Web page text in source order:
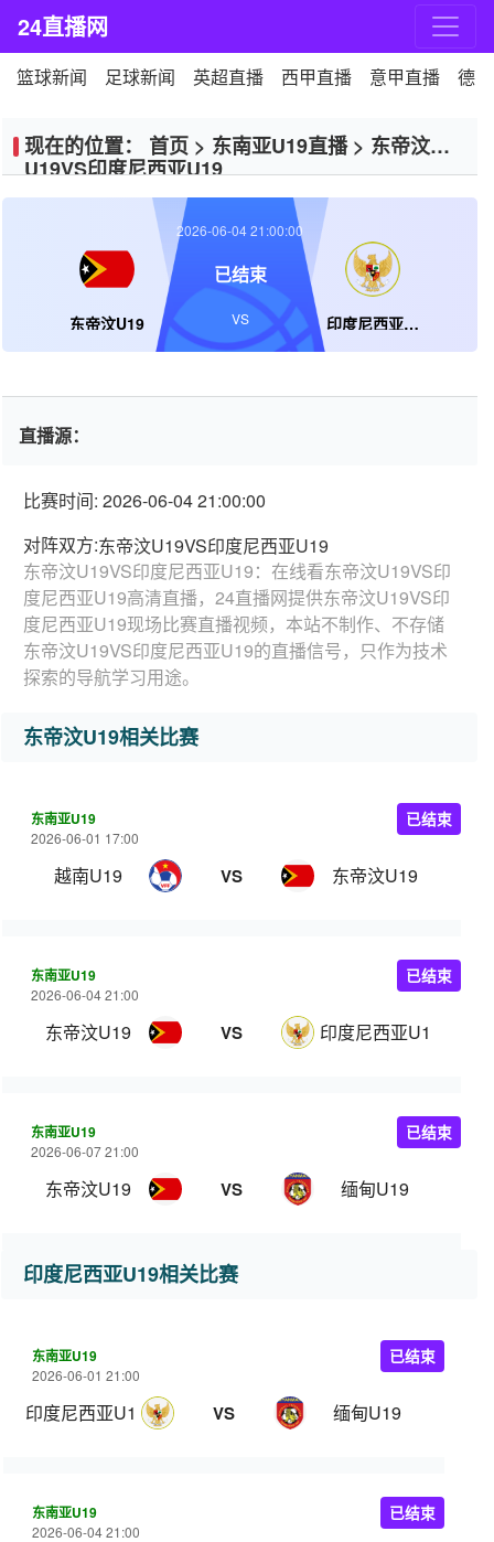
24直播网
篮球新闻 足球新闻 英超直播 西甲直播 意甲直播 德
现在的位置： 首页 > 东南亚U19直播> 东帝汶
U19VS印度尼西亚U19
东帝汶U19 印度尼西亚U19
2026-06-04 21:00:00
已结束
VS
直播源：
比赛时间: 2026-06-04 21:00:00
对阵双方:东帝汶U19VS印度尼西亚U19
东帝汶U19VS印度尼西亚U19：在线看东帝汶U19VS印
度尼西亚U19高清直播，24直播网提供东帝汶U19VS印
度尼西亚U19现场比赛直播视频，本站不制作、不存储
东帝汶U19VS印度尼西亚U19的直播信号，只作为技术
探索的导航学习用途。
东帝汶U19相关比赛
东南亚U19
2026-06-01 17:00
越南U19 VS 东帝汶U19
已结束
东南亚U19
2026-06-04 21:00
东帝汶U19 VS 印度尼西亚U19
已结束
东南亚U19
2026-06-07 21:00
东帝汶U19 VS 缅甸U19
已结束
印度尼西亚U19相关比赛
东南亚U19
2026-06-01 21:00
印度尼西亚U19 VS 缅甸U19
已结束
东南亚U19
2026-06-04 21:00
已结束